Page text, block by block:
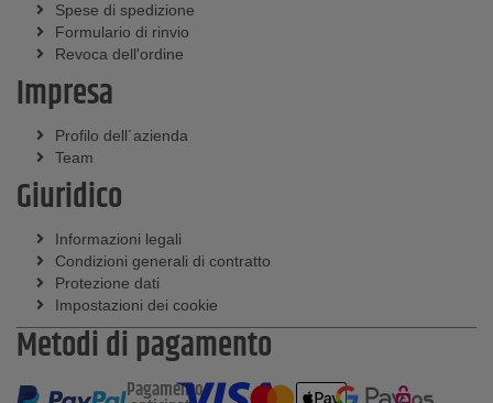
Spese di spedizione
Formulario di rinvio
Revoca dell'ordine
Impresa
Profilo dell´azienda
Team
Giuridico
Informazioni legali
Condizioni generali di contratto
Protezione dati
Impostazioni dei cookie
Metodi di pagamento
Pagamento